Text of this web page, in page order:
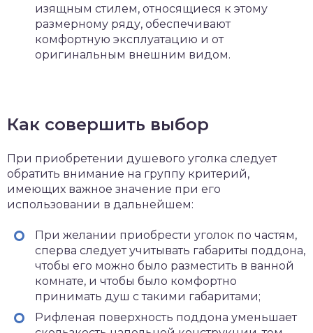
изящным стилем, относящиеся к этому
размерному ряду, обеспечивают
комфортную эксплуатацию и от
оригинальным внешним видом.
Как совершить выбор
При приобретении душевого уголка следует
обратить внимание на группу критерий,
имеющих важное значение при его
использовании в дальнейшем:
При желании приобрести уголок по частям,
сперва следует учитывать габариты поддона,
чтобы его можно было разместить в ванной
комнате, и чтобы было комфортно
принимать душ с такими габаритами;
Рифленая поверхность поддона уменьшает